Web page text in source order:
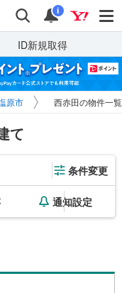
検索 通知
i
ID新規取得
原市 西赤田の物件一覧
て
条件変更
通知設定